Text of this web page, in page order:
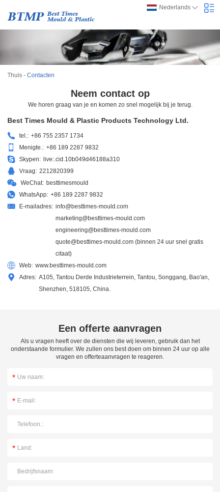
Nederlands
Thuis - Contacten
Neem contact op
We horen graag van je en komen zo snel mogelijk bij je terug.
Best Times Mould & Plastic Products Technology Ltd.
tel.: +86 755 2357 1734
Menigte.: +86 189 2287 9832
Skypen: live:.cid.10b049d46188a310
Vraag: 2212820399
WeChat: besttimesmould
WhatsApp: +86 189 2287 9832
E-mailadres: info@besttimes-mould.com
marketing@besttimes-mould.com
engineering@besttimes-mould.com
quote@besttimes-mould.com (binnen 24 uur snel gratis
citaat)
Web: www.besttimes-mould.com
Adres: A105, Tantou Derde Industrieterrein, Tantou, Songgang, Bao'an,
Shenzhen, 518105, China.
Een offerte aanvragen
Als u vragen heeft over de diensten die wij leveren, gebruik dan het
onderstaande formulier. We zullen ons best doen om binnen 24 uur op alle
vragen en offerteaanvragen te reageren.